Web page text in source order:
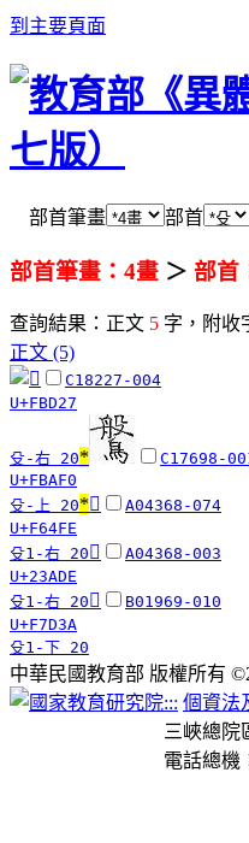
到主要頁面
部首筆畫
部首
部首筆畫：4畫 ＞ 部首
查詢結果：正文 5 字，附收
正文 (5)
C18227-004
U+FBD27
殳-右 20*
C17698-
U+FBAF0
殳-上 20*󶓾
A04368-074
U+F64FE
殳1-右 20 𣫞
A04368-003
U+23ADE
殳1-右 20 󷴺
B01969-010
U+F7D3A
殳1-下 20
中華民國教育部 版權所有
::: 個資法
三峽總院
電話總機